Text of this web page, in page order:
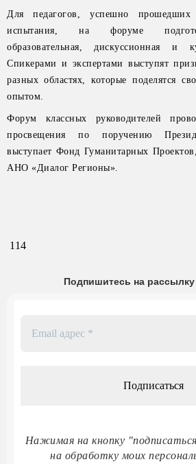
Для педагогов, успешно прошедших
испытания, на форуме
образовательная, дискуссионная и
Спикерами и экспертами выступят
разных областях, которые поделятся
опытом.
Форум классных руководителей
просвещения по поручению
выступает Фонд Гуманитарных
АНО «Диалог Регионы».
114
Подпишитесь на рассылку
Нажимая на кнопку
на обработку моих